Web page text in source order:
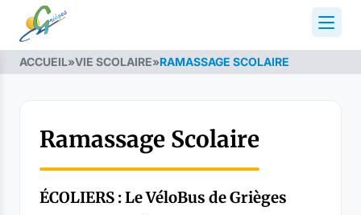
ACCUEIL»VIE SCOLAIRE»RAMASSAGE SCOLAIRE
Ramassage Scolaire
ÉCOLIERS : Le VéloBus de Grièges